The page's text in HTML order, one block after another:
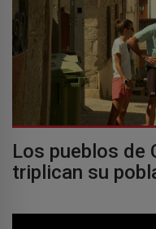
Los pueblos de
triplican su